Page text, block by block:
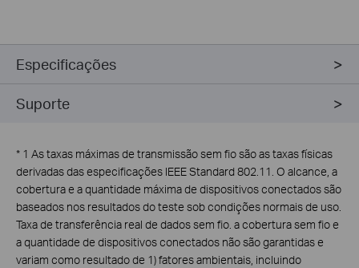
Especificações
Suporte
* 1 As taxas máximas de transmissão sem fio são as taxas físicas
derivadas das especificações IEEE Standard 802.11. O alcance, a
cobertura e a quantidade máxima de dispositivos conectados são
baseados nos resultados do teste sob condições normais de uso.
Taxa de transferência real de dados sem fio. a cobertura sem fio e
a quantidade de dispositivos conectados não são garantidas e
variam como resultado de 1) fatores ambientais, incluindo